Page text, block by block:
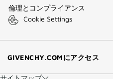
倫理とコンプライアンス
Cookie Settings
GIVENCHY.COMにアクセス
い